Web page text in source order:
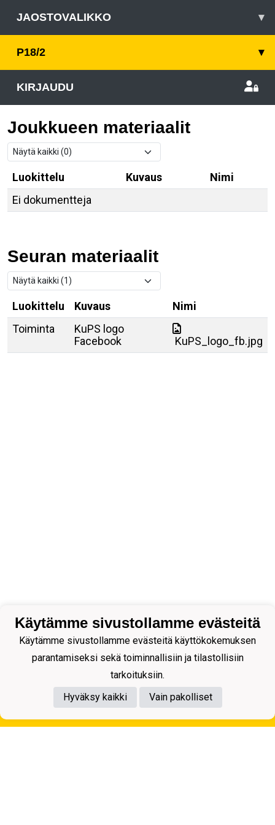
JAOSTOVALIKKO ▾
P18/2 ▾
KIRJAUDU
Joukkueen materiaalit
Luokittelu Kuvaus
Nimi
Ei dokumentteja
Seuran materiaalit
Luokittelu Kuvaus
Nimi
Toiminta
KuPS logo
Facebook
KuPS_logo_fb.jpg
Tietosuojaseloste
Käytämme sivustollamme evästeitä
Käytämme sivustollamme evästeitä käyttökokemuksen
parantamiseksi sekä toiminnallisiin ja tilastollisiin
tarkoituksiin.
Hyväksy kaikki
Vain pakolliset